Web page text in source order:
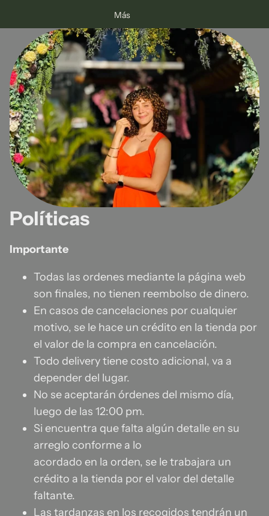
Más
Políticas
Importante
Todas las ordenes mediante la página web
son finales, no tienen reembolso de dinero.
En casos de cancelaciones por cualquier
motivo, se le hace un crédito en la tienda por
el valor de la compra en cancelación.
Todo delivery tiene costo adicional, va a
depender del lugar.
No se aceptarán órdenes del mismo día,
luego de las 12:00 pm.
Si encuentra que falta algún detalle en su
arreglo conforme a lo
acordado en la orden, se le trabajara un
crédito a la tienda por el valor del detalle
faltante.
Las tardanzas en los recogidos tendrán un